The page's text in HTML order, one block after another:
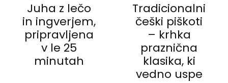
Juha z lečo
in ingverjem,
pripravljena
v le 25
minutah
Tradicionalni
češki piškoti
– krhka
praznična
klasika, ki
vedno uspe